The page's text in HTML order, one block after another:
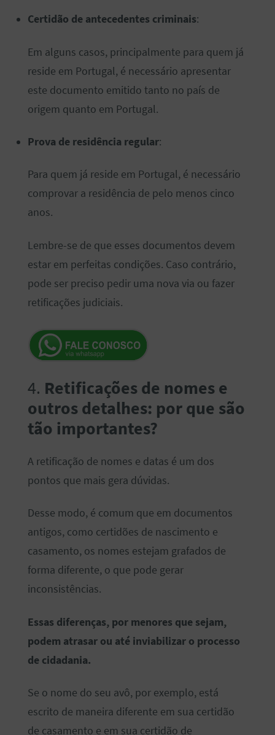
Certidão de antecedentes criminais:
Em alguns casos, principalmente para quem já
reside em Portugal, é necessário apresentar
este documento emitido tanto no país de
origem quanto em Portugal.
Prova de residência regular:
Para quem já reside em Portugal, é necessário
comprovar a residência de pelo menos cinco
anos.
Lembre-se de que esses documentos devem
estar em perfeitas condições. Caso contrário,
pode ser preciso pedir uma nova via ou fazer
retificações judiciais.
4. Retificações de nomes e
outros detalhes: por que são
tão importantes?
A retificação de nomes e datas é um dos
pontos que mais gera dúvidas.
Desse modo, é comum que em documentos
antigos, como certidões de nascimento e
casamento, os nomes estejam grafados de
forma diferente, o que pode gerar
inconsistências.
Essas diferenças, por menores que sejam,
podem atrasar ou até inviabilizar o processo
de cidadania.
Se o nome do seu avô, por exemplo, está
escrito de maneira diferente em sua certidão
de casamento e em sua certidão de